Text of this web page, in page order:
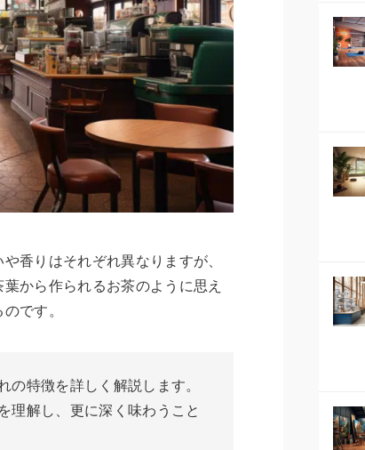
や香りはそれぞれ異なりますが、
から作られるお茶のように思え
です。
の特徴を詳しく解説します。
理解し、更に深く味わうこと